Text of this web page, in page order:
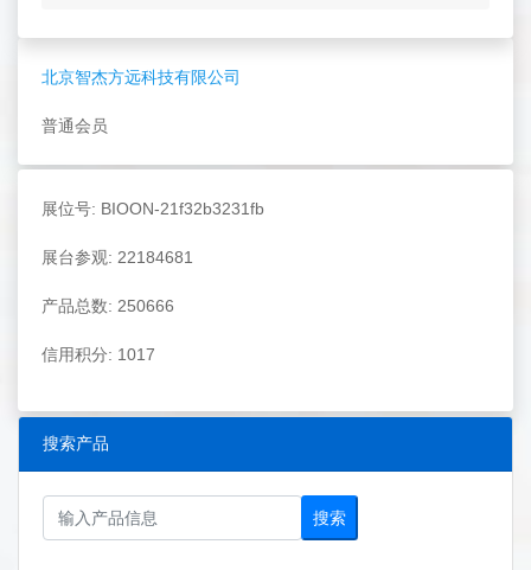
北京智杰方远科技有限公司
普通会员
展位号: BIOON-21f32b3231fb
展台参观: 22184681
产品总数: 250666
信用积分: 1017
搜索产品
搜索